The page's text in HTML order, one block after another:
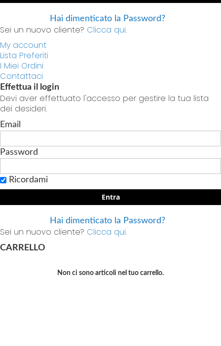
Hai dimenticato la Password?
Sei un nuovo cliente? Clicca qui.
My account
Lista Preferiti
I Miei Ordini
Contattaci
Effettua il login
Devi aver effettuato l'accesso per gestire la tua lista
dei desideri.
Email
Password
Ricordami
Entra
Hai dimenticato la Password?
Sei un nuovo cliente? Clicca qui.
CARRELLO
Non ci sono articoli nel tuo carrello.